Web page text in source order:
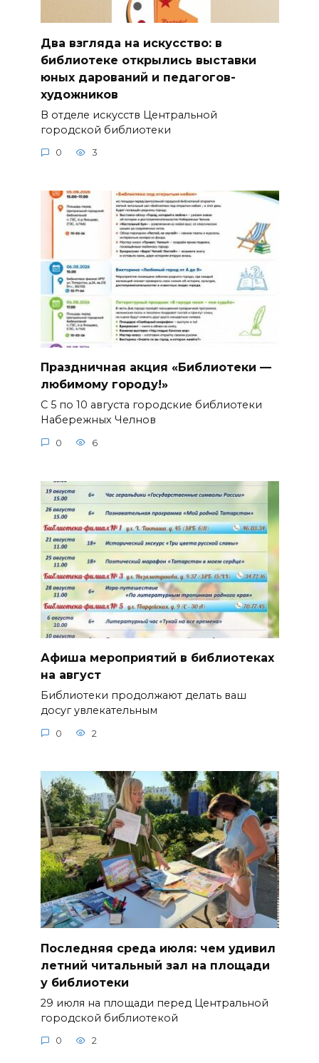
Два взгляда на искусство: в
библиотеке открылись выставки
юных дарований и педагогов-
художников
В отделе искусств Центральной
городской библиотеки
0 3
Праздничная акция «Библиотеки —
любимому городу!»
С 5 по 10 августа городские библиотеки
Набережных Челнов
0 6
Афиша мероприятий в библиотеках
на август
Библиотеки продолжают делать ваш
досуг увлекательным
0 2
Последняя среда июля: чем удивил
летний читальный зал на площади
у библиотеки
29 июля на площади перед Центральной
городской библиотекой
0 2